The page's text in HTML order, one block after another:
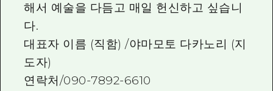
해서 예술을 다듬고 매일 헌신하고 싶습니
다.
대표자 이름 (직함) /야마모토 다카노리 (지
도자)
연락처/090-7892-6610